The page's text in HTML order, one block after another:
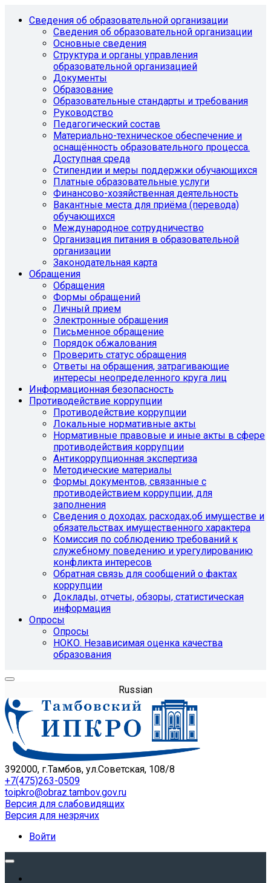
Сведения об образовательной организации
Сведения об образовательной организации
Основные сведения
Структура и органы управления
образовательной организацией
Документы
Образование
Образовательные стандарты и требования
Руководство
Педагогический состав
Материально-техническое обеспечение и
оснащённость образовательного процесса.
Доступная среда
Стипендии и меры поддержки обучающихся
Платные образовательные услуги
Финансово-хозяйственная деятельность
Вакантные места для приёма (перевода)
обучающихся
Международное сотрудничество
Организация питания в образовательной
организации
Законодательная карта
Обращения
Обращения
Формы обращений
Личный прием
Электронные обращения
Письменное обращение
Порядок обжалования
Проверить статус обращения
Ответы на обращения, затрагивающие
интересы неопределенного круга лиц
Информационная безопасность
Противодействие коррупции
Противодействие коррупции
Локальные нормативные акты
Нормативные правовые и иные акты в сфере
противодействия коррупции
Антикоррупционная экспертиза
Методические материалы
Формы документов, связанные с
противодействием коррупции, для
заполнения
Сведения о доходах, расходах,об имуществе и
обязательствах имущественного характера
Комиссия по соблюдению требований к
служебному поведению и урегулированию
конфликта интересов
Обратная связь для сообщений о фактах
коррупции
Доклады, отчеты, обзоры, статистическая
информация
Опросы
Опросы
НОКО. Независимая оценка качества
образования
Russian
392000, г.Тамбов, ул.Советская, 108/8
+7(475)263-0509
toipkro@obraz.tambov.gov.ru
Версия для слабовидящих
Версия для незрячих
Войти